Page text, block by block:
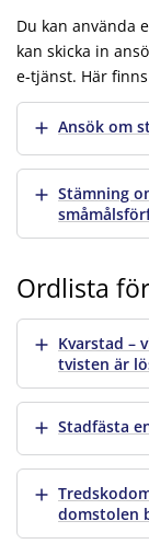
Du kan använda
kan skicka in
e-tjänst. Här
Visa merAnsök om
Visa merStämning
Ordlista
Visa merKvarstad –
tvisten är
Visa merStadfästa
Visa mer
domstolen